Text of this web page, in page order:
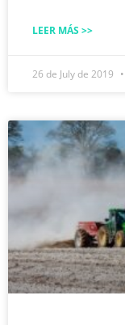
LEER MÁS >>
26 de July de 2019